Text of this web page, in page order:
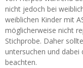
nicht jedoch bei
weiblichen Kinder mit
möglicherweise nicht
Stichprobe. Daher
untersuchen und dabei
beachten.